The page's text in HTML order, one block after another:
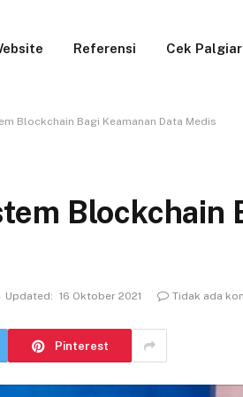
Referensi Cek
Blockchain Bagi Keamanan Data Medis
Blockchain
Updated: 16 Oktober 2021 Tidak ada
Pinterest